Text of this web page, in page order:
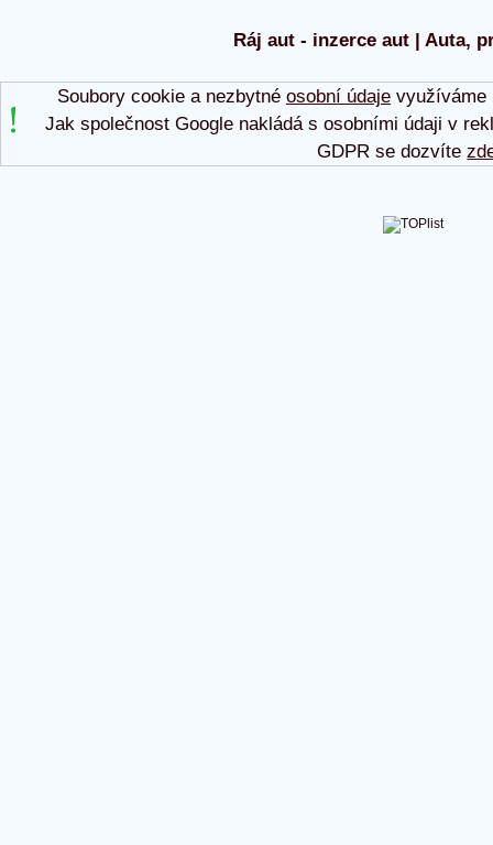
Ráj aut - inzerce aut | Auta,
Soubory cookie a nezbytné osobní údajevyužíváme
Jak společnost Google nakládá s osobními údaji v
GDPR se dozvíte